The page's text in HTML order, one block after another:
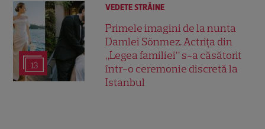
13
VEDETE STRĂINE
Primele imagini de la nunta
Damlei Sönmez. Actrița din
„Legea familiei” s-a căsătorit
într-o ceremonie discretă la
Istanbul